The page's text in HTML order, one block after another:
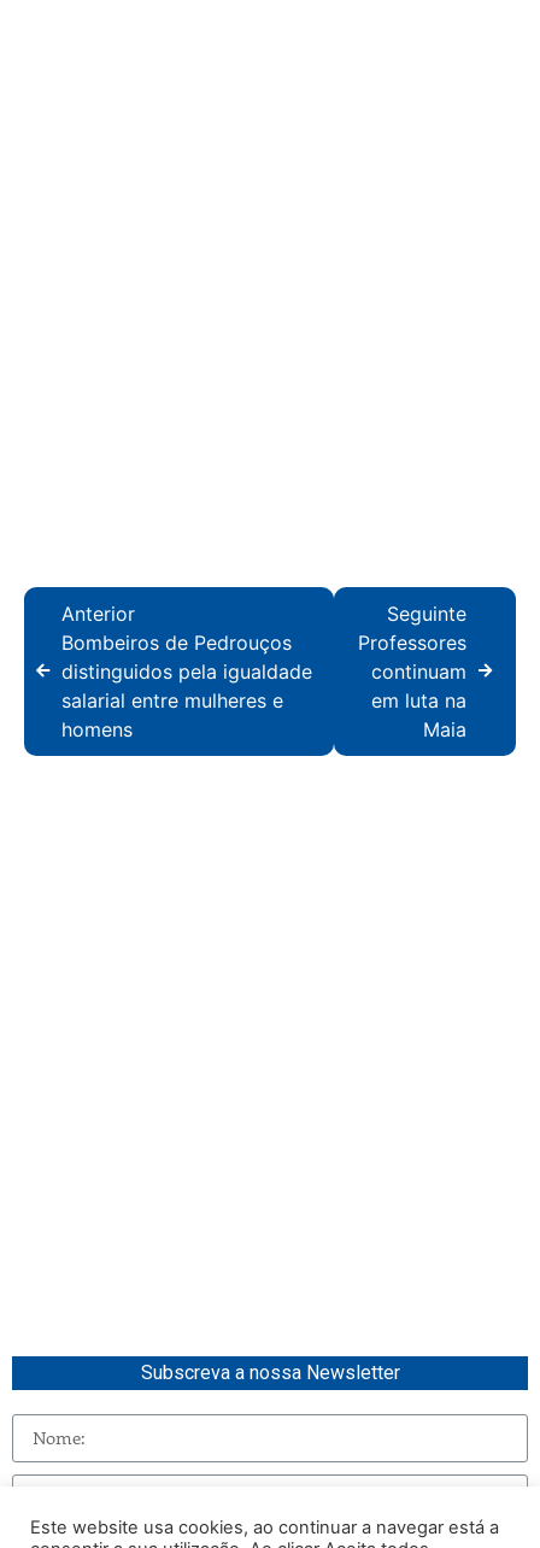
Anterior
Bombeiros de Pedrouços
distinguidos pela igualdade
salarial entre mulheres e
homens
Seguinte
Professores
continuam
em luta na
Maia
Subscreva a nossa Newsletter
Este website usa cookies, ao continuar a navegar está a